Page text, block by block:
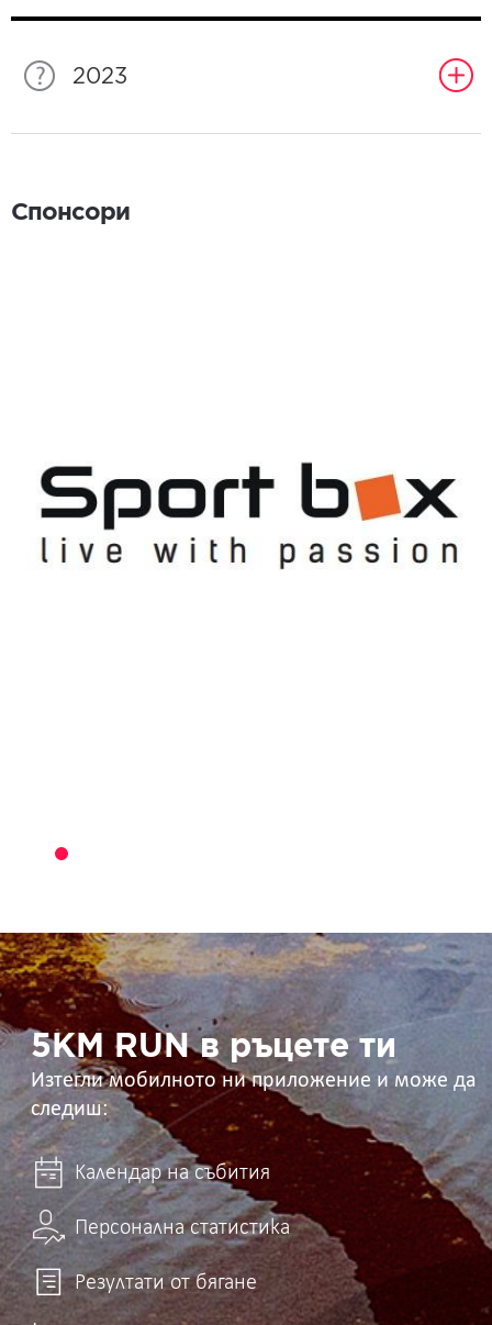
2023
Спонсори
5KM
RUN
в
ръцете
ти 5KM RUN в ръцете ти
Изтегли мобилното ни приложение и може да
следиш:
Календар на събития
Персонална статистика
Резултати от бягане